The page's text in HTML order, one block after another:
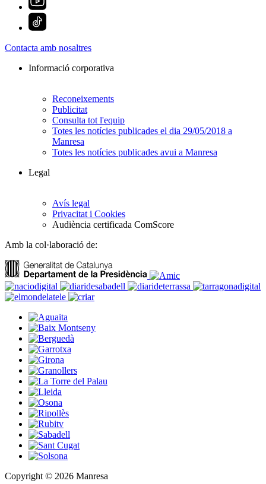
Contacta amb nosaltres
Informació corporativa
Reconeixements
Publicitat
Consulta tot l'equip
Totes les notícies publicades el dia 29/05/2018 a
Manresa
Totes les notícies publicades avui a Manresa
Legal
Avís legal
Privacitat i Cookies
Audiència certificada ComScore
Amb la col·laboració de:
Copyright © 2026 Manresa